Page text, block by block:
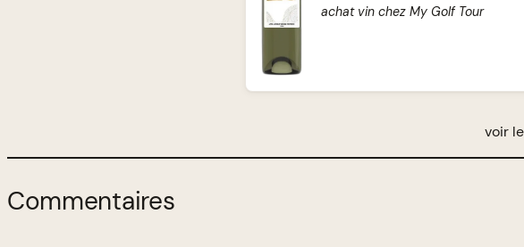
achat vin chez My Golf Tour
voir
Commentaires